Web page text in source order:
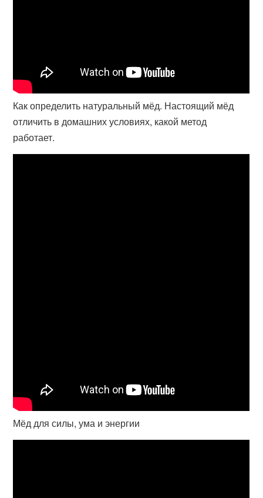
Как определить натуральный мёд. Настоящий мёд
отличить в домашних условиях, какой метод
работает.
Мёд для силы, ума и энергии